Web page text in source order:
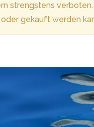
strengstens verboten.
gekauft werden